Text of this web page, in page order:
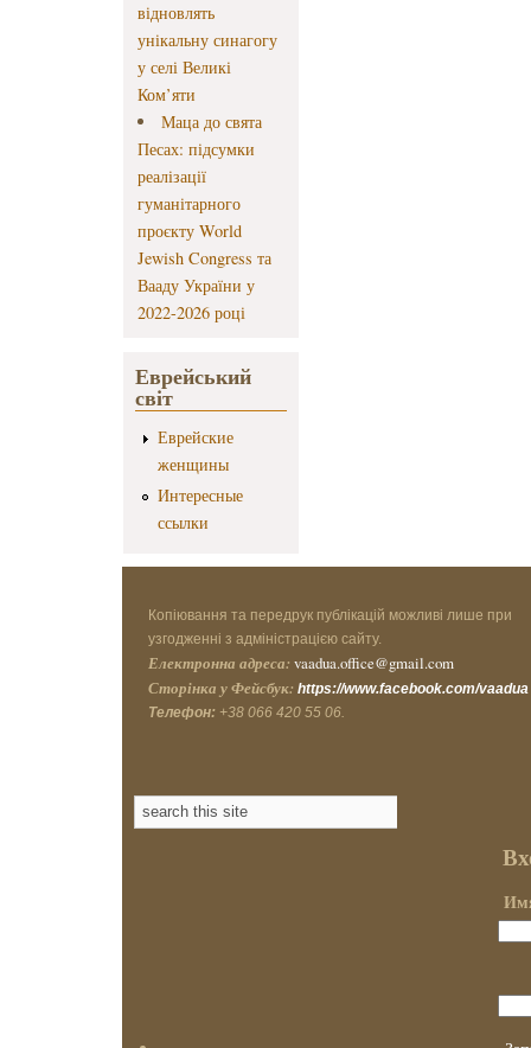
відновлять
унікальну синагогу
у селі Великі
Ком’яти
Маца до свята
Песах: підсумки
реалізації
гуманітарного
проєкту World
Jewish Congress та
Вааду України у
2022-2026 році
Еврейський
світ
Еврейские
женщины
Интересные
ссылки
Копіювання та передрук публікацій можливі лише при
узгодженні з адміністрацією сайту.
Електронна адреса: vaadua.office@gmail.com
Сторінка у Фейсбук: https://www.facebook.com/vaadua
Телефон: +38 066 420 55 06.